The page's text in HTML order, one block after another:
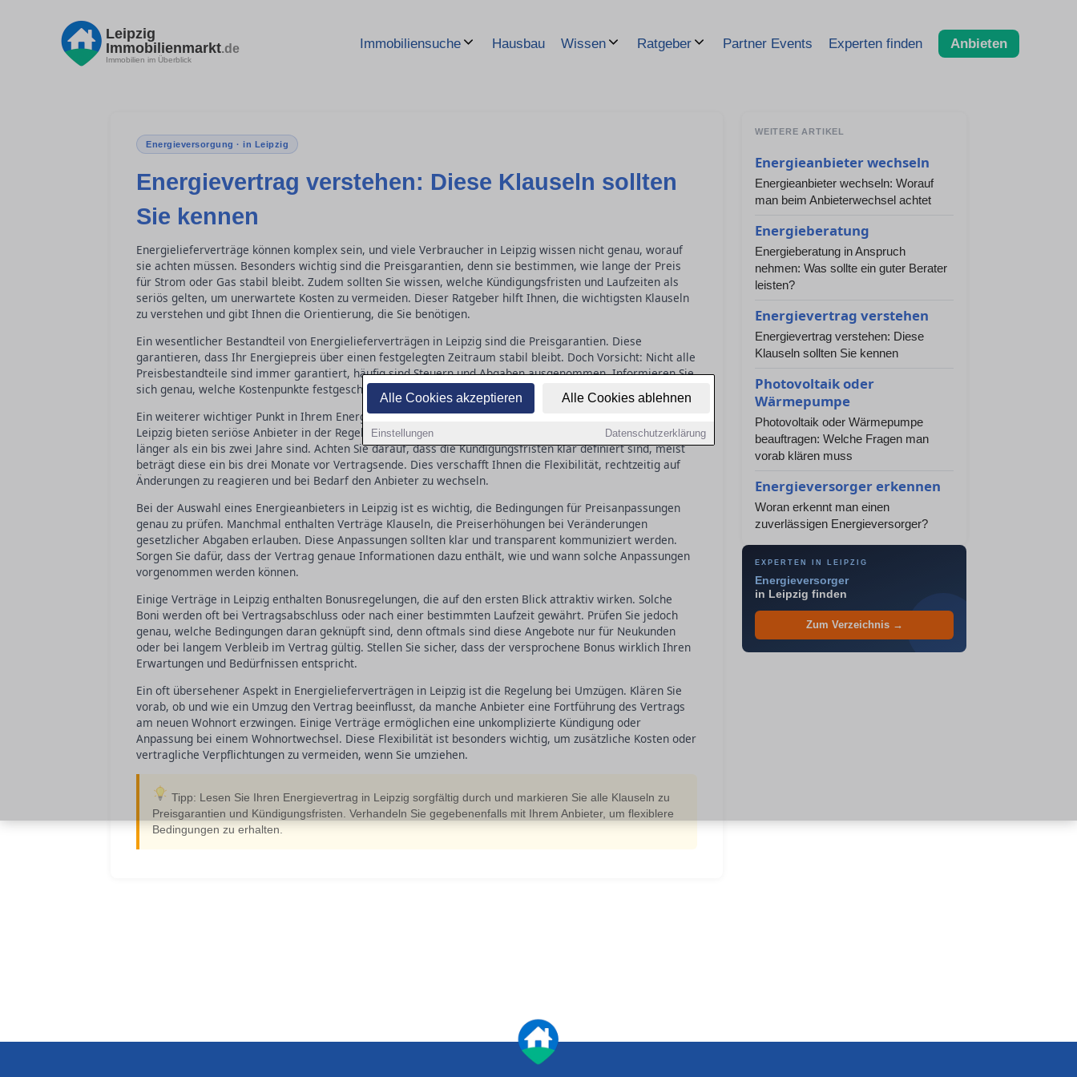
Alle Cookies akzeptieren Alle Cookies ablehnen
Einstellungen Datenschutzerklärung
Leipzig
Immobilienmarkt.de
Immobilien im Überblick
Immobiliensuche Hausbau Wissen Ratgeber Partner Events Experten finden Anbieten
Energieversorgung · in Leipzig
Energievertrag verstehen: Diese Klauseln sollten
Sie kennen
Energielieferverträge können komplex sein, und viele Verbraucher in Leipzig wissen nicht genau, worauf
sie achten müssen. Besonders wichtig sind die Preisgarantien, denn sie bestimmen, wie lange der Preis
für Strom oder Gas stabil bleibt. Zudem sollten Sie wissen, welche Kündigungsfristen und Laufzeiten als
seriös gelten, um unerwartete Kosten zu vermeiden. Dieser Ratgeber hilft Ihnen, die wichtigsten Klauseln
zu verstehen und gibt Ihnen die Orientierung, die Sie benötigen.
Ein wesentlicher Bestandteil von Energielieferverträgen in Leipzig sind die Preisgarantien. Diese
garantieren, dass Ihr Energiepreis über einen festgelegten Zeitraum stabil bleibt. Doch Vorsicht: Nicht alle
Preisbestandteile sind immer garantiert, häufig sind Steuern und Abgaben ausgenommen. Informieren Sie
sich genau, welche Kostenpunkte festgeschrieben sind, um späteren Überraschungen vorzubeugen.
Ein weiterer wichtiger Punkt in Ihrem Energievertrag sind die Laufzeiten und Kündigungsfristen. In in
Leipzig bieten seriöse Anbieter in der Regel Verträge mit fairen, gut verständlichen Laufzeiten an, die nicht
länger als ein bis zwei Jahre sind. Achten Sie darauf, dass die Kündigungsfristen klar definiert sind, meist
beträgt diese ein bis drei Monate vor Vertragsende. Dies verschafft Ihnen die Flexibilität, rechtzeitig auf
Änderungen zu reagieren und bei Bedarf den Anbieter zu wechseln.
Bei der Auswahl eines Energieanbieters in Leipzig ist es wichtig, die Bedingungen für Preisanpassungen
genau zu prüfen. Manchmal enthalten Verträge Klauseln, die Preiserhöhungen bei Veränderungen
gesetzlicher Abgaben erlauben. Diese Anpassungen sollten klar und transparent kommuniziert werden.
Sorgen Sie dafür, dass der Vertrag genaue Informationen dazu enthält, wie und wann solche Anpassungen
vorgenommen werden können.
Einige Verträge in Leipzig enthalten Bonusregelungen, die auf den ersten Blick attraktiv wirken. Solche
Boni werden oft bei Vertragsabschluss oder nach einer bestimmten Laufzeit gewährt. Prüfen Sie jedoch
genau, welche Bedingungen daran geknüpft sind, denn oftmals sind diese Angebote nur für Neukunden
oder bei langem Verbleib im Vertrag gültig. Stellen Sie sicher, dass der versprochene Bonus wirklich Ihren
Erwartungen und Bedürfnissen entspricht.
Ein oft übersehener Aspekt in Energielieferverträgen in Leipzig ist die Regelung bei Umzügen. Klären Sie
vorab, ob und wie ein Umzug den Vertrag beeinflusst, da manche Anbieter eine Fortführung des Vertrags
am neuen Wohnort erzwingen. Einige Verträge ermöglichen eine unkomplizierte Kündigung oder
Anpassung bei einem Wohnortwechsel. Diese Flexibilität ist besonders wichtig, um zusätzliche Kosten oder
vertragliche Verpflichtungen zu vermeiden, wenn Sie umziehen.
Tipp: Lesen Sie Ihren Energievertrag in Leipzig sorgfältig durch und markieren Sie alle Klauseln zu
Preisgarantien und Kündigungsfristen. Verhandeln Sie gegebenenfalls mit Ihrem Anbieter, um flexiblere
Bedingungen zu erhalten.
WEITERE ARTIKEL
Energieanbieter wechseln
Energieanbieter wechseln: Worauf
man beim Anbieterwechsel achtet
Energieberatung
Energieberatung in Anspruch
nehmen: Was sollte ein guter Berater
leisten?
Energievertrag verstehen
Energievertrag verstehen: Diese
Klauseln sollten Sie kennen
Photovoltaik oder
Wärmepumpe
Photovoltaik oder Wärmepumpe
beauftragen: Welche Fragen man
vorab klären muss
Energieversorger erkennen
Woran erkennt man einen
zuverlässigen Energieversorger?
EXPERTEN IN LEIPZIG
Energieversorger
in Leipzig finden
Zum Verzeichnis →